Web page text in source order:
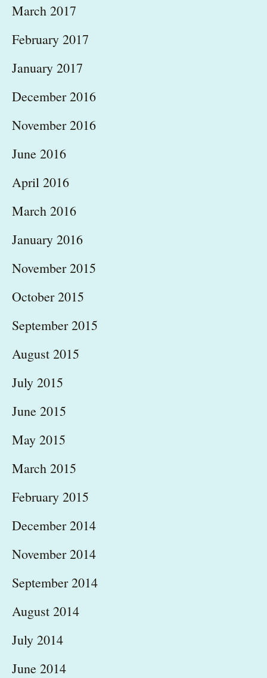
March 2017
February 2017
January 2017
December 2016
November 2016
June 2016
April 2016
March 2016
January 2016
November 2015
October 2015
September 2015
August 2015
July 2015
June 2015
May 2015
March 2015
February 2015
December 2014
November 2014
September 2014
August 2014
July 2014
June 2014